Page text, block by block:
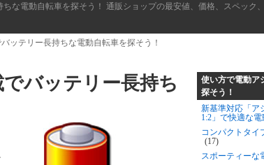
な電動自転車を探そう！ 通販ショップの最安値、価格、スペック
ッテリー長持ちな電動自転車を探そう！
バッテリー長持ち
使い方で電動ア
探そう！
新基準対応「ア
1:2」で快適な
コンパクトタイ
(17)
スポーティーな